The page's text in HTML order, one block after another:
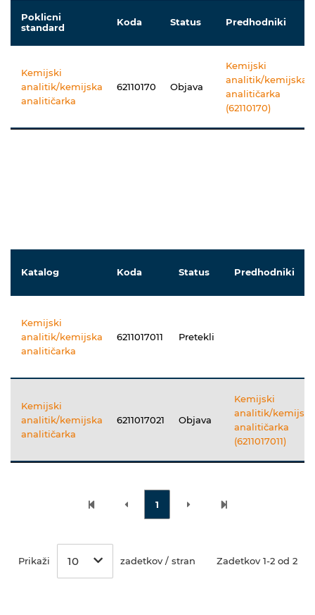
Poklicni
standard
Koda Status Predhodniki
Kemijski
analitik/kemijska
analitičarka
62110170 Objava
Kemijski
analitik/kemijska
analitičarka
(62110170)
Katalog Koda Status Predhodniki
Kemijski
analitik/kemijska
analitičarka
6211017011 Pretekli
Kemijski
analitik/kemijska
analitičarka
6211017021 Objava
Kemijski
analitik/kemijska
analitičarka
(6211017011)
1
Prikaži 10 zadetkov / stran Zadetkov 1-2 od 2